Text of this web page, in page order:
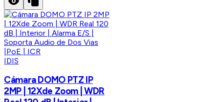
IDIS
Cámara DOMO PTZ IP
2MP | 12Xde Zoom | WDR